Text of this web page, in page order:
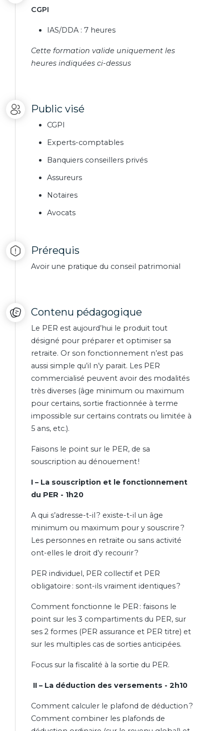
CGPI
IAS/DDA : 7 heures
Cette formation valide uniquement les
heures indiquées ci-dessus
Public visé
CGPI
Experts-comptables
Banquiers conseillers privés
Assureurs
Notaires
Avocats
Prérequis
Avoir une pratique du conseil patrimonial
Contenu pédagogique
Le PER est aujourd’hui le produit tout
désigné pour préparer et optimiser sa
retraite. Or son fonctionnement n’est pas
aussi simple qu’il n’y parait. Les PER
commercialisé peuvent avoir des modalités
très diverses (âge minimum ou maximum
pour certains, sortie fractionnée à terme
impossible sur certains contrats ou limitée à
5 ans, etc.).
Faisons le point sur le PER, de sa
souscription au dénouement !
I – La souscription et le fonctionnement
du PER - 1h20
A qui s’adresse-t-il ? existe-t-il un âge
minimum ou maximum pour y souscrire ?
Les personnes en retraite ou sans activité
ont-elles le droit d’y recourir ?
PER individuel, PER collectif et PER
obligatoire : sont-ils vraiment identiques ?
Comment fonctionne le PER : faisons le
point sur les 3 compartiments du PER, sur
ses 2 formes (PER assurance et PER titre) et
sur les multiples cas de sorties anticipées.
Focus sur la fiscalité à la sortie du PER.
II – La déduction des versements - 2h10
Comment calculer le plafond de déduction ?
Comment combiner les plafonds de